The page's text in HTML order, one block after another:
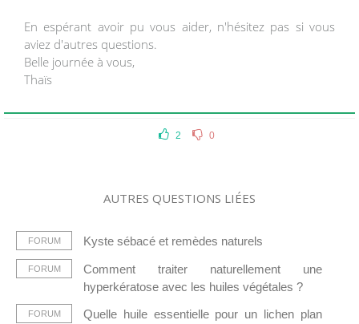
En espérant avoir pu vous aider, n'hésitez pas si vous
aviez d'autres questions.
Belle journée à vous,
Thaïs
2 0
AUTRES QUESTIONS LIÉES
FORUM Kyste sébacé et remèdes naturels
FORUM
Comment traiter naturellement une
hyperkératose avec les huiles végétales ?
FORUM
Quelle huile essentielle pour un lichen plan